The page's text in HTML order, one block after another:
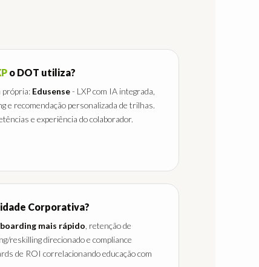
o DOT utiliza?
própria: Edusense- LXP com IA integrada,
e recomendação personalizada de trilhas.
e experiência do colaborador.
Corporativa?
mais rápido , retenção de
reskilling direcionado e compliance
de ROI correlacionando educação com